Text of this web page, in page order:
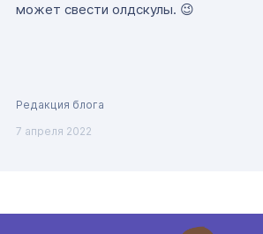
может свести олдскулы. 😉
Редакция блога
7 апреля 2022